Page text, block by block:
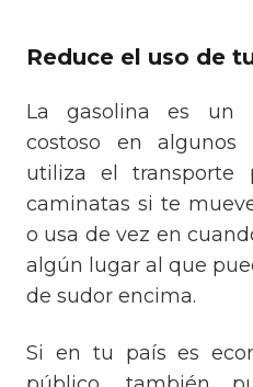
Reduce el uso de
La gasolina es un
costoso en algunos
utiliza el transporte
caminatas si te
o usa de vez en
algún lugar al que
de sudor encima.
Si en tu país es